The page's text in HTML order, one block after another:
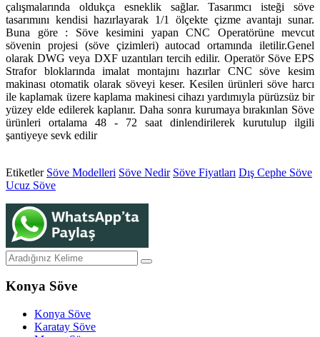
çalışmalarında oldukça esneklik sağlar. Tasarımcı isteği söve
tasarımını kendisi hazırlayarak 1/1 ölçekte çizme avantajı sunar.
Buna göre : Söve kesimini yapan CNC Operatörüne mevcut
sövenin projesi (söve çizimleri) autocad ortamında iletilir.Genel
olarak DWG veya DXF uzantıları tercih edilir. Operatör Söve EPS
Strafor bloklarında imalat montajını hazırlar CNC söve kesim
makinası otomatik olarak söveyi keser. Kesilen ürünleri söve harcı
ile kaplamak üzere kaplama makinesi cihazı yardımıyla pürüzsüz bir
yüzey elde edilerek kaplanır. Daha sonra kurumaya bırakınlan Söve
ürünleri ortalama 48 - 72 saat dinlendirilerek kurutulup ilgili
şantiyeye sevk edilir
Etiketler Söve Modelleri Söve Nedir Söve Fiyatları Dış Cephe Söve
Ucuz Söve
Konya Söve
Konya Söve
Karatay Söve